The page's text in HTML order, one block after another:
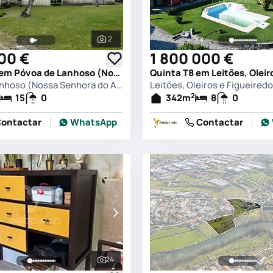
Ver todas as fotografias
2
€
Quinta T15 em Póvoa de Lanhoso (Nossa Senhora do Amparo), Póvoa de Lanhoso
Póvoa de Lanhoso (Nossa Senhora do Amparo), Póvoa de Lanhoso
15
0
WhatsApp
1 800 000 €
Leitões, Oleiros e
342m2 8
0
Contactar
Ver todas as fotografias
24